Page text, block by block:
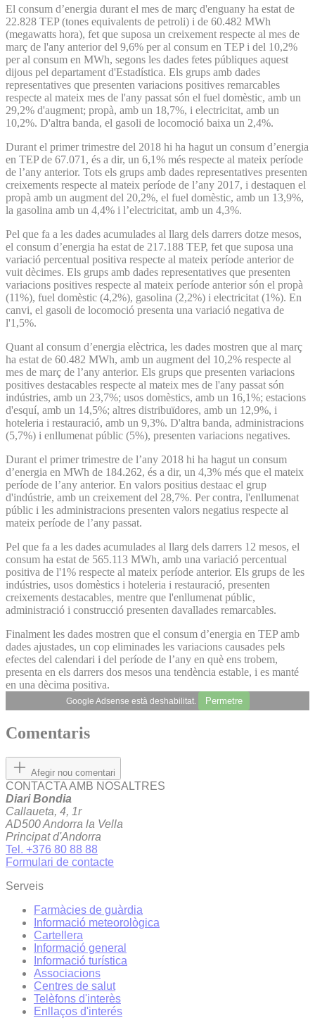
El consum d’energia durant el mes de març d'enguany ha estat de
22.828 TEP (tones equivalents de petroli) i de 60.482 MWh
(megawatts hora), fet que suposa un creixement respecte al mes de
març de l'any anterior del 9,6% per al consum en TEP i del 10,2%
per al consum en MWh, segons les dades fetes públiques aquest
dijous pel departament d'Estadística. Els grups amb dades
representatives que presenten variacions positives remarcables
respecte al mateix mes de l'any passat són el fuel domèstic, amb un
29,2% d'augment; propà, amb un 18,7%, i electricitat, amb un
10,2%. D'altra banda, el gasoli de locomoció baixa un 2,4%.
Durant el primer trimestre del 2018 hi ha hagut un consum d’energia
en TEP de 67.071, és a dir, un 6,1% més respecte al mateix període
de l’any anterior. Tots els grups amb dades representatives presenten
creixements respecte al mateix període de l’any 2017, i destaquen el
propà amb un augment del 20,2%, el fuel domèstic, amb un 13,9%,
la gasolina amb un 4,4% i l’electricitat, amb un 4,3%.
Pel que fa a les dades acumulades al llarg dels darrers dotze mesos,
el consum d’energia ha estat de 217.188 TEP, fet que suposa una
variació percentual positiva respecte al mateix període anterior de
vuit dècimes. Els grups amb dades representatives que presenten
variacions positives respecte al mateix període anterior són el propà
(11%), fuel domèstic (4,2%), gasolina (2,2%) i electricitat (1%). En
canvi, el gasoli de locomoció presenta una variació negativa de
l'1,5%.
Quant al consum d’energia elèctrica, les dades mostren que al març
ha estat de 60.482 MWh, amb un augment del 10,2% respecte al
mes de març de l’any anterior. Els grups que presenten variacions
positives destacables respecte al mateix mes de l'any passat són
indústries, amb un 23,7%; usos domèstics, amb un 16,1%; estacions
d'esquí, amb un 14,5%; altres distribuïdores, amb un 12,9%, i
hoteleria i restauració, amb un 9,3%. D'altra banda, administracions
(5,7%) i enllumenat públic (5%), presenten variacions negatives.
Durant el primer trimestre de l’any 2018 hi ha hagut un consum
d’energia en MWh de 184.262, és a dir, un 4,3% més que el mateix
període de l’any anterior. En valors positius destaac el grup
d'indústrie, amb un creixement del 28,7%. Per contra, l'enllumenat
públic i les administracions presenten valors negatius respecte al
mateix període de l’any passat.
Pel que fa a les dades acumulades al llarg dels darrers 12 mesos, el
consum ha estat de 565.113 MWh, amb una variació percentual
positiva de l'1% respecte al mateix període anterior. Els grups de les
indústries, usos domèstics i hoteleria i restauració, presenten
creixements destacables, mentre que l'enllumenat públic,
administració i construcció presenten davallades remarcables.
Finalment les dades mostren que el consum d’energia en TEP amb
dades ajustades, un cop eliminades les variacions causades pels
efectes del calendari i del període de l’any en què ens trobem,
presenta en els darrers dos mesos una tendència estable, i es manté
en una dècima positiva.
Google Adsense està deshabilitat. Permetre
Comentaris
Afegir nou comentari
CONTACTA AMB NOSALTRES
Diari Bondia
Callaueta, 4, 1r
AD500 Andorra la Vella
Principat d'Andorra
Tel. +376 80 88 88
Formulari de contacte
Serveis
Farmàcies de guàrdia
Informació meteorològica
Cartellera
Informació general
Informació turística
Associacions
Centres de salut
Telèfons d'interès
Enllaços d'interés